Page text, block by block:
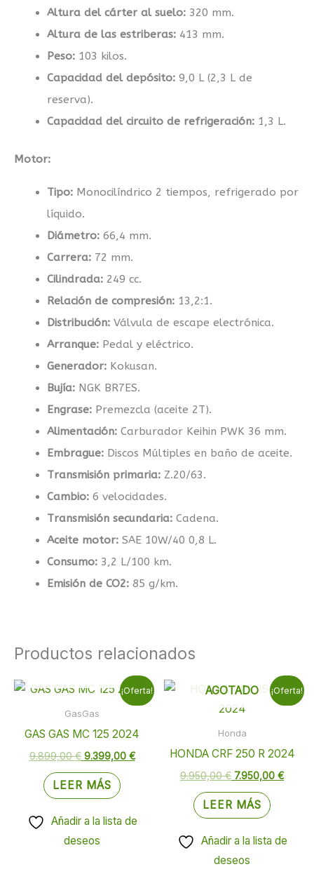
Altura del cárter al suelo:320 mm.
Altura de las estriberas:413 mm.
Peso:103 kilos.
Capacidad del depósito:9,0 L (2,3 L de
reserva).
Capacidad del circuito de refrigeración:1,3 L.
Motor:
Tipo:Monocilíndrico 2 tiempos, refrigerado por
líquido.
Diámetro:66,4 mm.
Carrera:72 mm.
Cilindrada:249 cc.
Relación de compresión:13,2:1.
Distribución:Válvula de escape electrónica.
Arranque:Pedal y eléctrico.
Generador:Kokusan.
Bujía:NGK BR7ES.
Engrase:Premezcla (aceite 2T).
Alimentación:Carburador Keihin PWK 36 mm.
Embrague:Discos Múltiples en baño de aceite.
Transmisión primaria:Z.20/63.
Cambio:6 velocidades.
Transmisión secundaria:Cadena.
Aceite motor:SAE 10W/40 0,8 L.
Consumo:3,2 L/100 km.
Emisión de CO2:85 g/km.
Productos relacionados
¡Oferta!
GasGas
GAS GAS MC 125 2024
9.899,00€
El
original
9.899,00 €.
9.399,00 €
precio
9.399,00 €.
LEER MÁS
Añadir a la lista de
deseos
¡Oferta!
AGOTADO
Honda
HONDA CRF 250 R 2024
9.950,00€
El
precio
original
9.950,00 €.
7.950,00 €
El
precio
LEER MÁS
Añadir a la lista de
deseos